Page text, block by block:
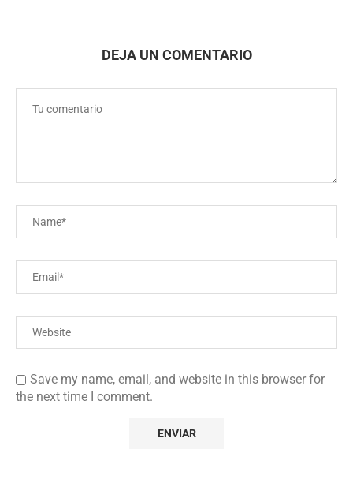
DEJA UN COMENTARIO
Save my name, email, and website in this browser for
the next time I comment.